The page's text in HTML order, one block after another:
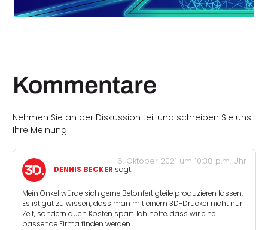
Kommentare
Nehmen Sie an der Diskussion teil und schreiben Sie uns
Ihre Meinung.
DENNIS BECKER sagt:
6. Oktober 2021 um 10:38 p.m. Uhr
Mein Onkel würde sich gerne Betonfertigteile produzieren lassen.
Es ist gut zu wissen, dass man mit einem 3D-Drucker nicht nur
Zeit, sondern auch Kosten spart. Ich hoffe, dass wir eine
passende Firma finden werden.